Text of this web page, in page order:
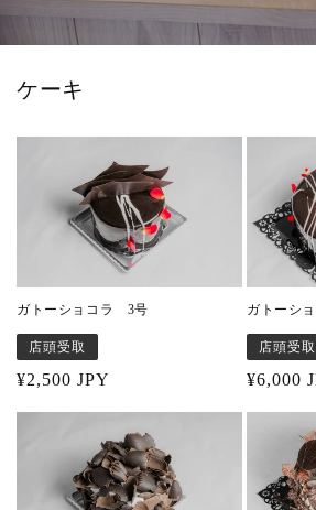
ケーキ
ガトーショコラ 3号
店頭受取
Regular
¥2,500 JPY
ガトーシ
店頭受取
Regular
¥6,000